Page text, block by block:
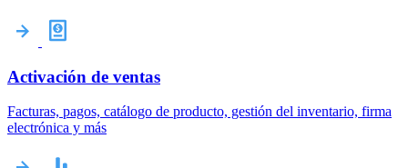
Activación de ventas
Facturas, pagos, catálogo de producto, gestión del inventario, firma
electrónica y más